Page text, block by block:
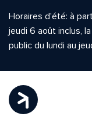
Horaires d'été: à
jeudi 6 août inclus,
public du lundi au